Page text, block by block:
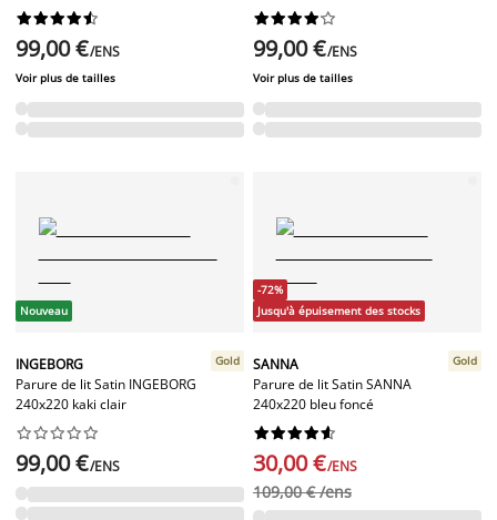






99,00 €/ENS
Voir plus de tailles






99,00 €/ENS
Voir plus de tailles
Nouveau
INGEBORG
Parure de lit Satin INGEBORG
240x220 kaki clair
Gold






99,00 €/ENS
-72%
Jusqu'à épuisement des stocks
SANNA
Parure de lit Satin SANNA
240x220 bleu foncé
Gold






30,00 €/ENS
109,00 € /ens